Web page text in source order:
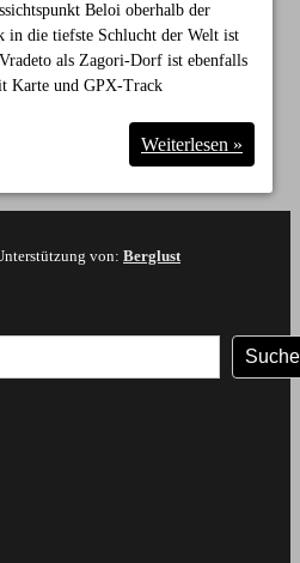
Beloi oberhalb der
die tiefste Schlucht der Welt ist
als Zagori-Dorf ist ebenfalls
Karte und GPX-Track
Wanderung
Aussichtspunkt
über
Vradeto
Vikosschlucht
Weiterlesen »
von: Berglust